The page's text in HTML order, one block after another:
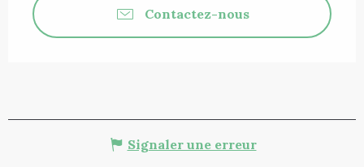
Contactez-nous
Signaler une erreur